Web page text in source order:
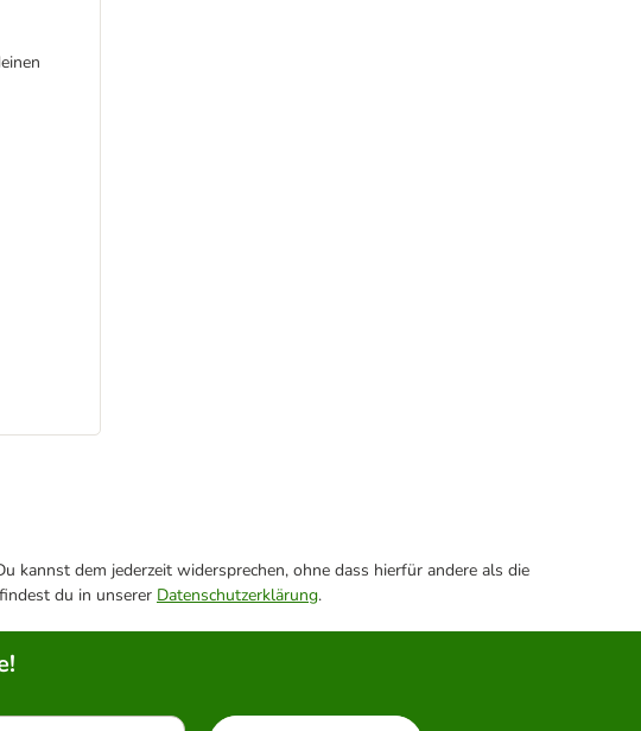
dem jederzeit widersprechen, ohne dass hierfür andere als die
du in unserer Datenschutzerklärung.